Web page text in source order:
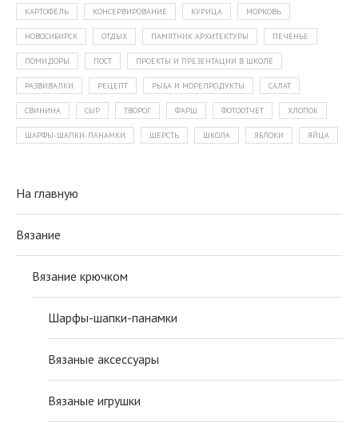
КАРТОФЕЛЬ КОНСЕРВИРОВАНИЕ КУРИЦА МОРКОВЬ
НОВОСИБИРСК ОТДЫХ ПАМЯТНИК АРХИТЕКТУРЫ ПЕЧЕНЬЕ
ПОМИДОРЫ ПОСТ ПРОЕКТЫ И ПРЕЗЕНТАЦИИ В ШКОЛЕ
РАЗВИВАЛКИ РЕЦЕПТ РЫБА И МОРЕПРОДУКТЫ САЛАТ
СВИНИНА СЫР ТВОРОГ ФАРШ ФОТООТЧЕТ ХЛОПОК
ШАРФЫ-ШАПКИ-ПАНАМКИ ШЕРСТЬ ШКОЛА ЯБЛОКИ ЯЙЦА
На главную
Вязание
Вязание крючком
Шарфы-шапки-панамки
Вязаные аксессуары
Вязаные игрушки